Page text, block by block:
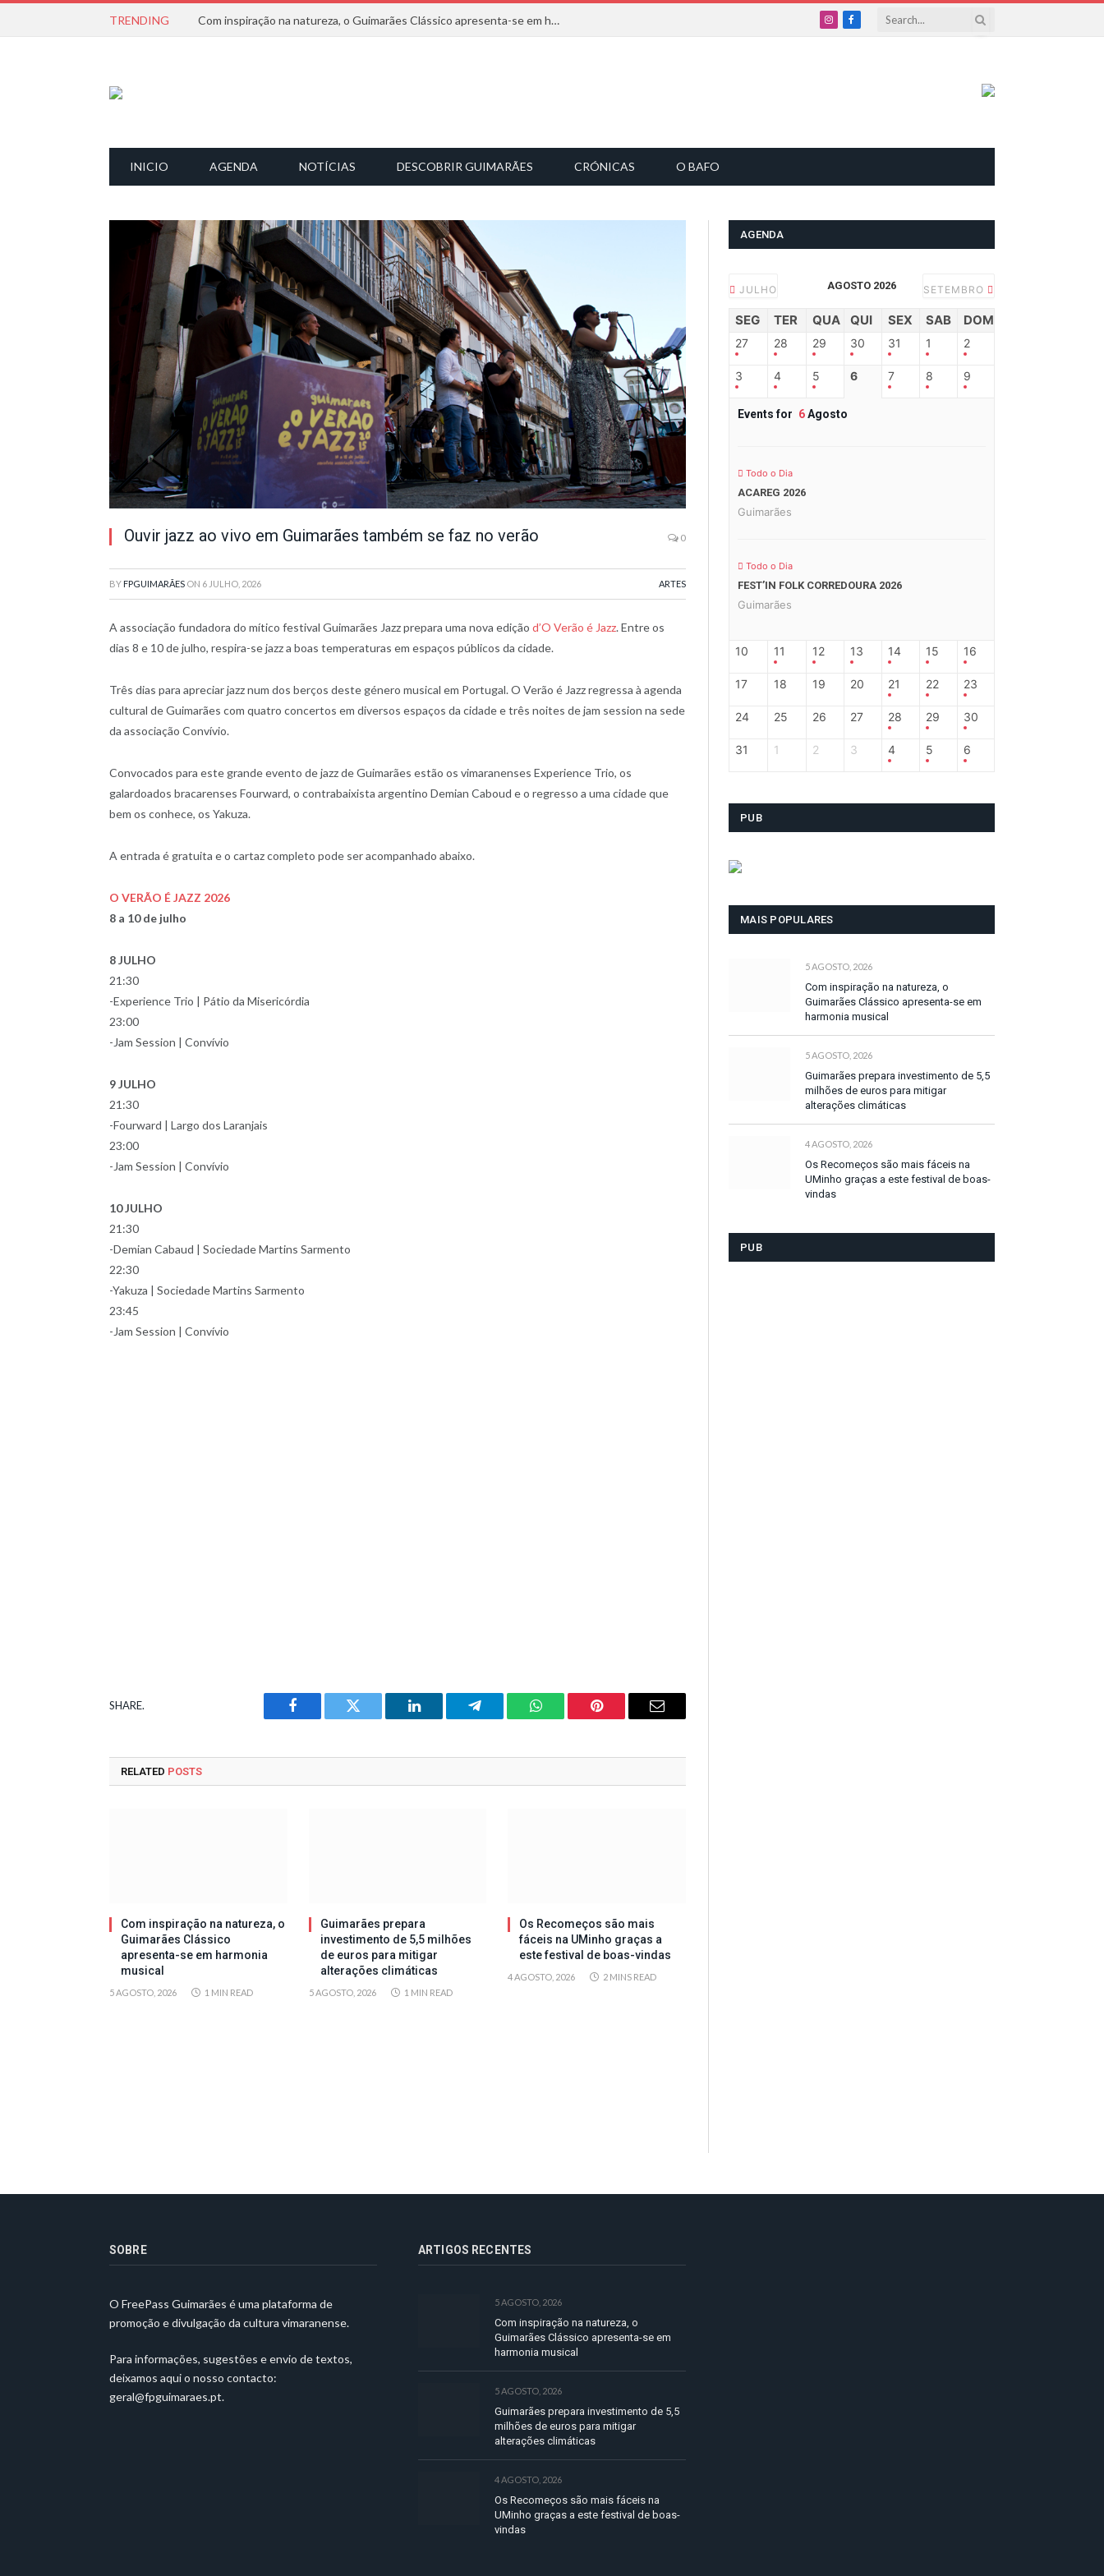
TRENDING Com inspiração na natureza, o Guimarães Clássico apresenta-se em harmonia musical
InstagramFacebook
INICIO AGENDA NOTÍCIAS DESCOBRIR GUIMARÃES CRÓNICAS O BAFO
Ouvir jazz ao vivo em Guimarães também se faz no verão 0
BY FPGUIMARÃES ON 6 JULHO, 2026 ARTES
A associação fundadora do mítico festival Guimarães Jazz prepara uma nova edição d’O Verão é Jazz. Entre os
dias 8 e 10 de julho, respira-se jazz a boas temperaturas em espaços públicos da cidade.
Três dias para apreciar jazz num dos berços deste género musical em Portugal. O Verão é Jazz regressa à agenda
cultural de Guimarães com quatro concertos em diversos espaços da cidade e três noites de jam session na sede
da associação Convívio.
Convocados para este grande evento de jazz de Guimarães estão os vimaranenses Experience Trio, os
galardoados bracarenses Fourward, o contrabaixista argentino Demian Caboud e o regresso a uma cidade que
bem os conhece, os Yakuza.
A entrada é gratuita e o cartaz completo pode ser acompanhado abaixo.
O VERÃO É JAZZ 2026
8 a 10 de julho
8 JULHO
21:30
-Experience Trio | Pátio da Misericórdia
23:00
-Jam Session | Convívio
9 JULHO
21:30
-Fourward | Largo dos Laranjais
23:00
-Jam Session | Convívio
10 JULHO
21:30
-Demian Cabaud | Sociedade Martins Sarmento
22:30
-Yakuza | Sociedade Martins Sarmento
23:45
-Jam Session | Convívio
SHARE.
Facebook Twitter LinkedIn Telegram WhatsAppPinterest Email
RELATED POSTS
Com inspiração na natureza, o
Guimarães Clássico
apresenta-se em harmonia
musical
5 AGOSTO, 2026 1 MIN READ
Guimarães prepara
investimento de 5,5 milhões
de euros para mitigar
alterações climáticas
5 AGOSTO, 2026 1 MIN READ
Os Recomeços são mais
fáceis na UMinho graças a
este festival de boas-vindas
4 AGOSTO, 2026 2 MINS READ
AGENDA
JULHO AGOSTO 2026 SETEMBRO
SEG TER QUA QUI SEX SAB DOM
27 28 29 30 31 1 2
3 4 5 6 7 8 9
Events for 6Agosto
Todo o Dia
ACAREG 2026
Guimarães
Todo o Dia
FEST’IN FOLK CORREDOURA 2026
Guimarães
10 11 12 13 14 15 16
17 18 19 20 21 22 23
24 25 26 27 28 29 30
31 1 2 3 4 5 6
PUB
MAIS POPULARES
5 AGOSTO, 2026
Com inspiração na natureza, o
Guimarães Clássico apresenta-se em
harmonia musical
5 AGOSTO, 2026
Guimarães prepara investimento de 5,5
milhões de euros para mitigar
alterações climáticas
4 AGOSTO, 2026
Os Recomeços são mais fáceis na
UMinho graças a este festival de boas-
vindas
PUB
SOBRE
O FreePass Guimarães é uma plataforma de
promoção e divulgação da cultura vimaranense.
Para informações, sugestões e envio de textos,
deixamos aqui o nosso contacto:
geral@fpguimaraes.pt.
ARTIGOS RECENTES
5 AGOSTO, 2026
Com inspiração na natureza, o
Guimarães Clássico apresenta-se em
harmonia musical
5 AGOSTO, 2026
Guimarães prepara investimento de 5,5
milhões de euros para mitigar
alterações climáticas
4 AGOSTO, 2026
Os Recomeços são mais fáceis na
UMinho graças a este festival de boas-
vindas